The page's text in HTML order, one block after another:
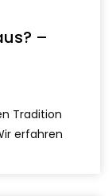
–
Tradition
erfahren